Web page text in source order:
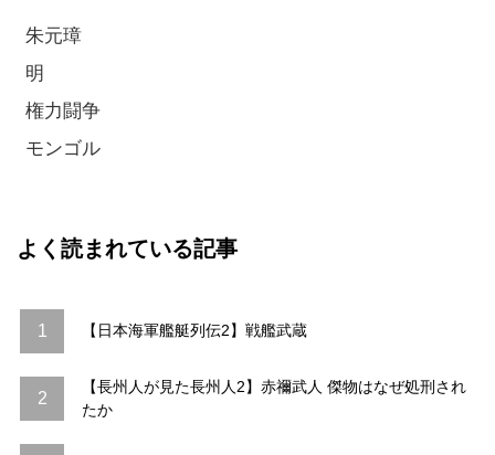
朱元璋
明
権力闘争
モンゴル
よく読まれている記事
1 【日本海軍艦艇列伝2】戦艦武蔵
2
【長州人が見た長州人2】赤禰武人 傑物はなぜ処刑され
たか